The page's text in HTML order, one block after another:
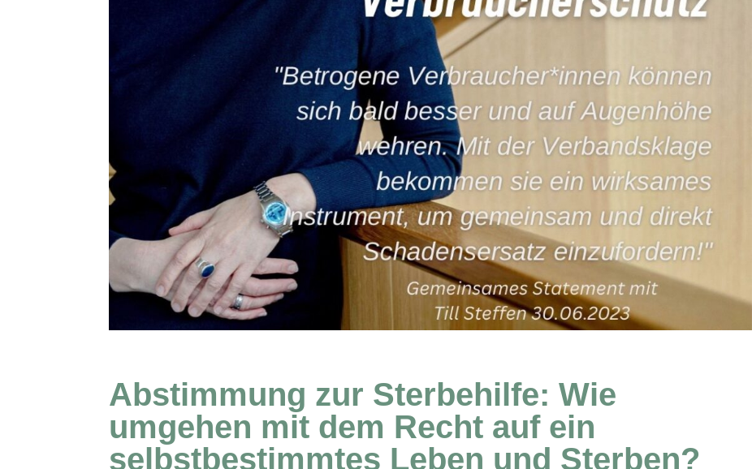
Abstimmung zur Sterbehilfe: Wie
umgehen mit dem Recht auf ein
selbstbestimmtes Leben und Sterben?